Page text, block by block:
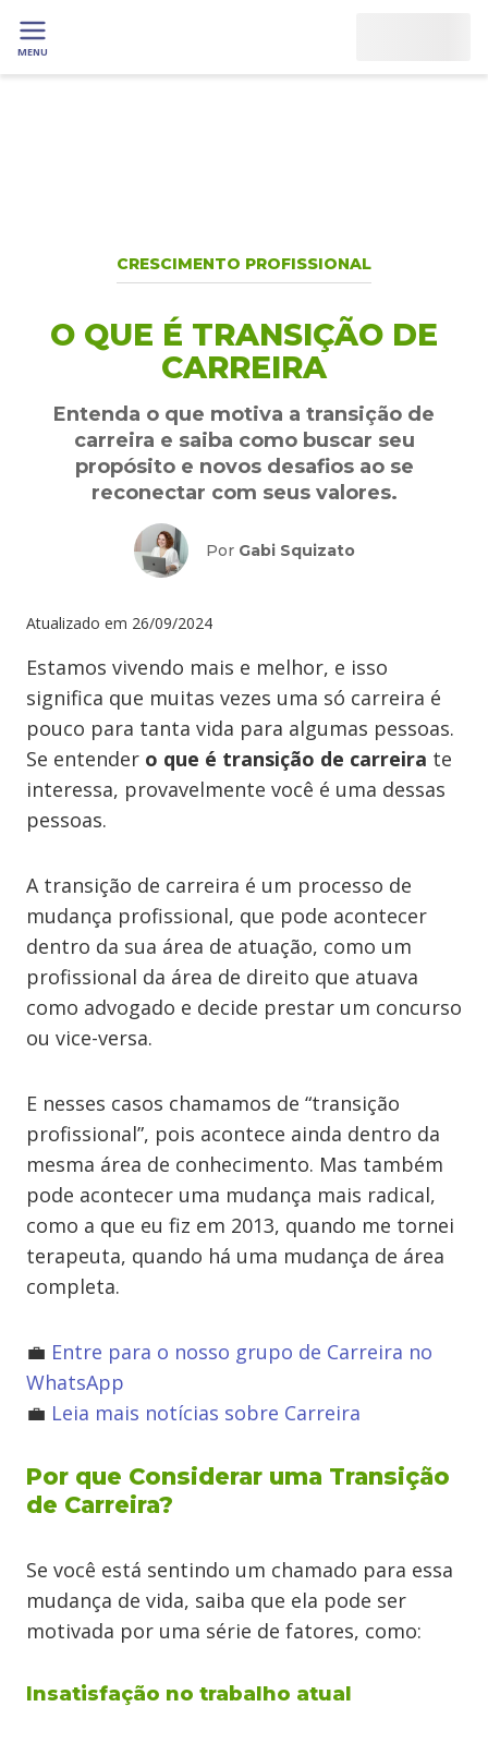
MENU
CRESCIMENTO PROFISSIONAL
O QUE É TRANSIÇÃO DE
CARREIRA
Entenda o que motiva a transição de
carreira e saiba como buscar seu
propósito e novos desafios ao se
reconectar com seus valores.
Por Gabi Squizato
Atualizado em 26/09/2024
Estamos vivendo mais e melhor, e isso
significa que muitas vezes uma só carreira é
pouco para tanta vida para algumas pessoas.
Se entender o que é transição de carreira te
interessa, provavelmente você é uma dessas
pessoas.
A transição de carreira é um processo de
mudança profissional, que pode acontecer
dentro da sua área de atuação, como um
profissional da área de direito que atuava
como advogado e decide prestar um concurso
ou vice-versa.
E nesses casos chamamos de “transição
profissional”, pois acontece ainda dentro da
mesma área de conhecimento. Mas também
pode acontecer uma mudança mais radical,
como a que eu fiz em 2013, quando me tornei
terapeuta, quando há uma mudança de área
completa.
💼 Entre para o nosso grupo de Carreira no
WhatsApp
💼 Leia mais notícias sobre Carreira
Por que Considerar uma Transição
de Carreira?
Se você está sentindo um chamado para essa
mudança de vida, saiba que ela pode ser
motivada por uma série de fatores, como:
Insatisfação no trabalho atual